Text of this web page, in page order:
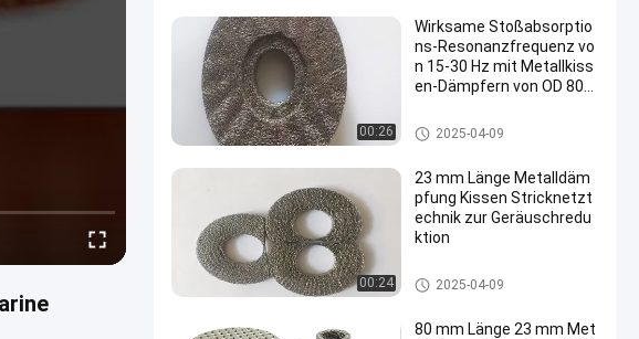
00:26
Wirksame Stoßabsorptio
ns-Resonanzfrequenz vo
n 15-30 Hz mit Metallkiss
en-Dämpfern von OD 80m
Metallkissen-Dämpfer
2025-04-09
00:24
23 mm Länge Metalldäm
pfung Kissen Stricknetzt
echnik zur Geräuschredu
ktion
Metallkissen-Dämpfer
2025-04-09
80 mm Länge 23 mm Met